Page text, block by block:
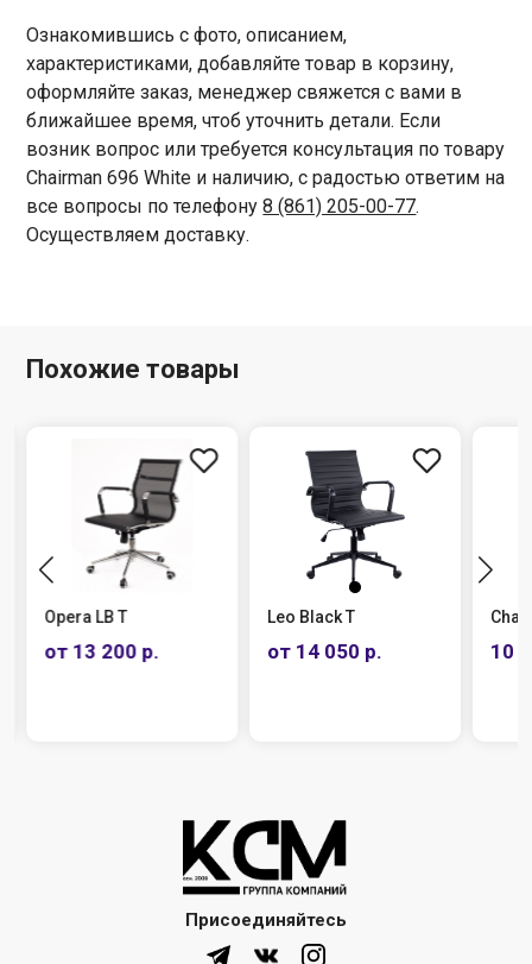
Ознакомившись с фото, описанием,
характеристиками, добавляйте товар в корзину,
оформляйте заказ, менеджер свяжется с вами в
ближайшее время, чтоб уточнить детали. Если
возник вопрос или требуется консультация по товару
Chairman 696 White и наличию, с радостью ответим на
все вопросы по телефону8 (861) 205-00-77.
Осуществляем доставку.
Похожие товары
Opera LB T
от 13 200 р.
Leo Black T
от 14 050 р. 10
Присоединяйтесь